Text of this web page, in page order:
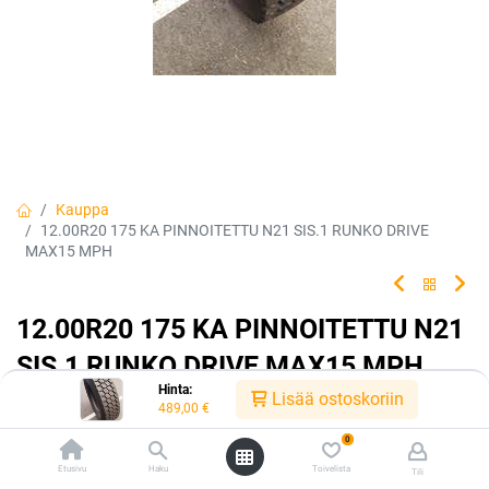
Hinta:
489,00 € Lisää ostoskoriin
Etusivu Haku
0
Toivelista Tili
Kauppa
12.00R20 175 KA PINNOITETTU N21 SIS.1 RUNKO DRIVE
MAX15 MPH
12.00R20 175 KA PINNOITETTU N21
SIS.1 RUNKO DRIVE MAX15 MPH
Tuotekoodi:222069
489,00